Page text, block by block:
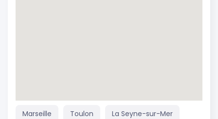
Marseille Toulon La Seyne-sur-Mer